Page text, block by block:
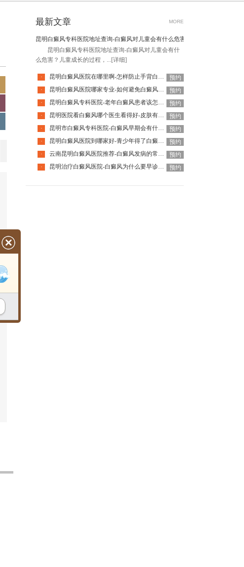
最新文章 MORE
昆明白癜风专科医院地址查询-白癜风对儿童会有什么危害
昆明白癜风专科医院地址查询-白癜风对儿童会有什
么危害？儿童成长的过程，... [详细]
· 昆明白癜风医院在哪里啊-怎样防止手背白癜风扩散呢
预约
·
昆明白癜风医院哪家专业-如何避免白癜风复发呢
预约
·
昆明白癜风专科医院-老年白癜风患者该怎么有效应对疾病
预约
·
昆明医院看白癜风哪个医生看得好-皮肤有白癜风后该怎么护理
预约
·
昆明市白癜风专科医院-白癜风早期会有什么症状
预约
·
昆明白癜风医院到哪家好-青少年得了白癜风该怎么科学治疗呢
预约
·
云南昆明白癜风医院推荐-白癜风发病的常见诱因是什么
预约
·
昆明治疗白癜风医院-白癜风为什么要早诊早治 预约